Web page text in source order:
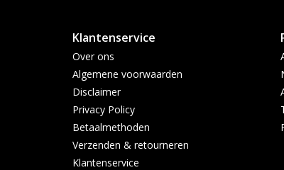
Klantenservice
Over ons
Algemene voorwaarden
Disclaimer
Privacy Policy
Betaalmethoden
Verzenden & retourneren
Klantenservice